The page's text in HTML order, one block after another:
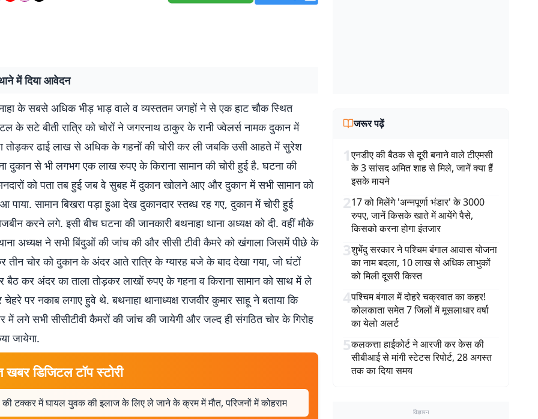
में दिया आवेदन
के सबसे अधिक भीड़ भाड़ वाले व व्यस्ततम जगहों ने से एक हाट चौक स्थित
के सटे बीती रात्रि को चोरों ने जगरनाथ ठाकुर के रानी ज्वेलर्स नामक दुकान में
तोड़कर ढाई लाख से अधिक के गहनों की चोरी कर ली जबकि उसी आहते में सुरेश
दुकान से भी लगभग एक लाख रुपए के किराना सामान की चोरी हुई है. घटना की
को पता तब हुई जब वे सुबह में दुकान खोलने आए और दुकान में सभी सामान को
पाया. सामान बिखरा पड़ा हुआ देख दुकानदार स्तब्ध रह गए, दुकान में चोरी हुई
करने लगे. इसी बीच घटना की जानकारी बथनाहा थाना अध्यक्ष को दी. वहीं मौके
अध्यक्ष ने सभी बिंदुओं की जांच की और सीसी टीवी कैमरे को खंगाला जिसमें पीछे के
तीन चोर को दुकान के अंदर आते रात्रि के ग्यारह बजे के बाद देखा गया, जो घंटों
कर अंदर का ताला तोड़कर लाखों रुपए के गहना व किराना सामान को साथ में ले
पर नकाब लगाए हुवे थे. बथनाहा थानाध्यक्ष राजवीर कुमार साहू ने बताया कि
में लगे सभी सीसीटीवी कैमरों की जांच की जायेगी और जल्द ही संगठित चोर के गिरोह
जायेगा.
खबर डिजिटल टॉप स्टोरी
की टक्कर में घायल युवक की इलाज के लिए ले जाने के क्रम में मौत, परिजनों में कोहराम
जरूर पढ़ें
1एनडीए की बैठक से दूरी बनाने वाले टीएमसी
के 3 सांसद अमित शाह से मिले, जानें क्या हैं
इसके मायने
217 को मिलेंगे 'अन्नपूर्णा भंडार' के 3000
रुपए, जानें किसके खाते में आयेंगे पैसे,
किसको करना होगा इंतजार
3शुभेंदु सरकार ने पश्चिम बंगाल आवास योजना
का नाम बदला, 10 लाख से अधिक लाभुकों
को मिली दूसरी किस्त
4पश्चिम बंगाल में दोहरे चक्रवात का कहर!
कोलकाता समेत 7 जिलों में मूसलाधार वर्षा
का येलो अलर्ट
5कलकत्ता हाईकोर्ट ने आरजी कर केस की
सीबीआई से मांगी स्टेटस रिपोर्ट, 28 अगस्त
तक का दिया समय
विज्ञापन